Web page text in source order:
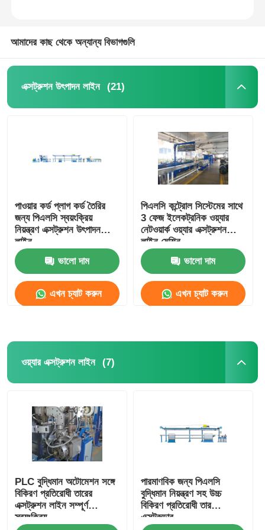
পণ্য
আমাদের সম্পর্কে
কারখানা ভ্রমণ
খবর
সব ক্ষেত্রেই
উদ্ধৃতির জন্য আবেদন
এক্সট্রুশন উৎপাদন লাইন
আমাদের কাছ থেকে অন্যান্য বিভাগগুলি
এক্সট্রুশন উৎপাদন লাইন (21)
পাওয়ার কর্ড প্লাগ কর্ড তৈরির
জন্য পিএলসি স্বয়ংক্রিয়
নিয়ন্ত্রণ এক্সট্রুশন উৎপাদন
লাইন
ভালো দাম
এখন চ্যাট করুন
পিএলসি কন্ট্রোল সিস্টেমের সাথে
3 ফেজ ইলেকট্রনিক ওয়্যার
নেটওয়ার্ক ওয়্যার এক্সট্রুশন
লাইন মেশিন
ভালো দাম
এখন চ্যাট করুন
ওয়্যার এক্সট্রুশন লাইন (7)
PLC বুদ্ধিমান অটোমেশন সঙ্গে
বিকিরণ প্রতিরোধী তারের
এক্সট্রুশন লাইন সম্পূর্ণ
স্বয়ংক্রিয়
পারমাণবিক জন্য পিএলসি
বুদ্ধিমান নিয়ন্ত্রণ সহ উচ্চ
বিকিরণ প্রতিরোধী তার
এক্সট্রুডার